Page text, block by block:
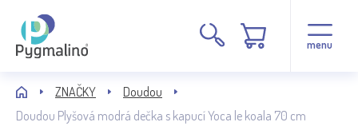
menu
ZNAČKY
Doudou
Doudou Plyšová modrá dečka s kapucí Yoca le koala 70 cm